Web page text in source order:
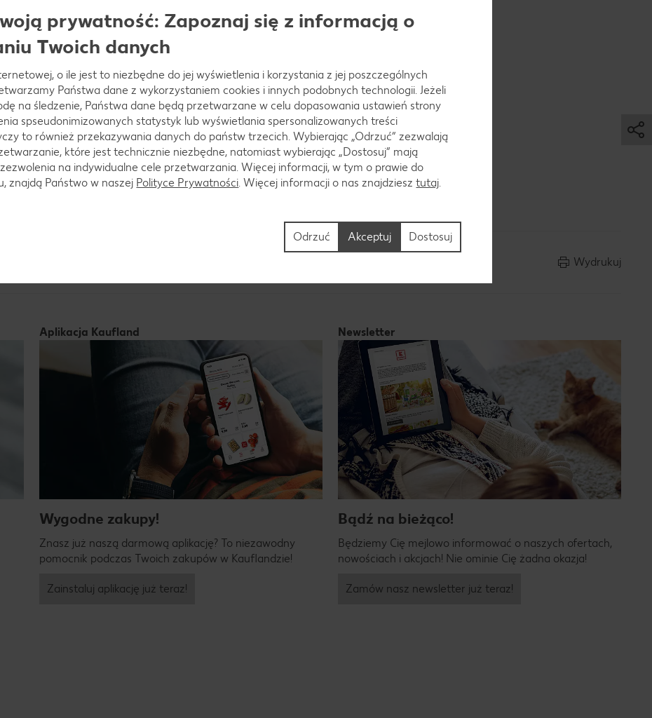
obrać i drobno pokroić. Pietruszkę umyć i posiekać. Tak
oliwie. Dodać groszek i całość dokładnie wymieszać.
doprawić solą i pieprzem. Całość delikatnie wymieszać i
Wydrukuj
Aplikacja Kaufland
Wygodne zakupy!
Znasz już naszą darmową aplikację? To niezawodny
pomocnik podczas Twoich zakupów w Kauflandzie!
Zainstaluj aplikację już teraz!
Newsletter
Bądź na bieżąco!
Będziemy Cię mejlowo informować o naszych ofertach,
nowościach i akcjach! Nie ominie Cię żadna okazja!
Zamów nasz newsletter już teraz!
prywatność: Zapoznaj się z informacją o
Twoich danych
o ile jest to niezbędne do jej wyświetlenia i korzystania z jej poszczególnych
Państwa dane z wykorzystaniem cookies i innych podobnych technologii. Jeżeli
na śledzenie, Państwa dane będą przetwarzane w celu dopasowania ustawień strony
spseudonimizowanych statystyk lub wyświetlania spersonalizowanych treści
to również przekazywania danych do państw trzecich. Wybierając „Odrzuć“ zezwalają
które jest technicznie niezbędne, natomiast wybierając „Dostosuj” mają
na indywidualne cele przetwarzania. Więcej informacji, w tym o prawie do
znajdą Państwo w naszej Polityce Prywatności . Więcej informacji o nas znajdziesztutaj
Dostosuj
Odrzuć Akceptuj